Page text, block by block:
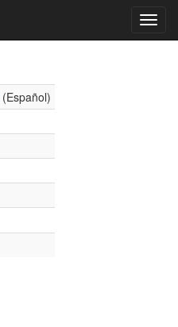
(Español)